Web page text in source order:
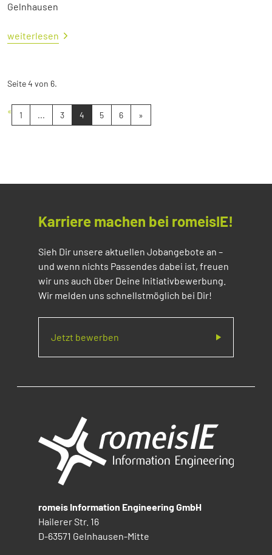
Gelnhausen
weiterlesen
Seite 4 von 6.
« 1 ... 3 4 5 6 »
Karriere machen bei romeisIE!
Sieh Dir unsere aktuellen Jobangebote an –
und wenn nichts Passendes dabei ist, freuen
wir uns auch über Deine Initiativbewerbung.
Wir melden uns schnellstmöglich bei Dir!
Jetzt bewerben
romeis Information Engineering GmbH
Hailerer Str. 16
D-63571 Gelnhausen-Mitte